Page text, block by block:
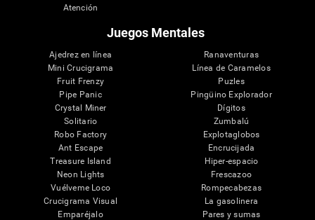
Atención
Juegos Mentales
Ajedrez en línea
Mini Crucigrama
Fruit Frenzy
Pipe Panic
Crystal Miner
Solitario
Robo Factory
Ant Escape
Treasure Island
Neon Lights
Vuélveme Loco
Crucigrama Visual
Emparéjalo
Ranaventuras
Línea de Caramelos
Puzles
Pingüino Explorador
Dígitos
Zumbalú
Explotaglobos
Encrucijada
Hiper-espacio
Frescazoo
Rompecabezas
La gasolinera
Pares y sumas